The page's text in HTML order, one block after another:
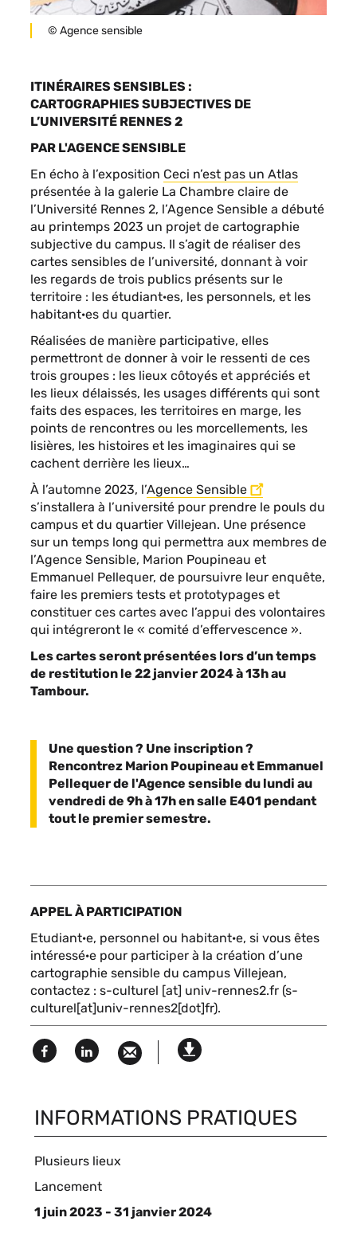
Légende
© Agence sensible
ITINÉRAIRES SENSIBLES :
CARTOGRAPHIES SUBJECTIVES DE
L’UNIVERSITÉ RENNES 2
PAR L'AGENCE SENSIBLE
En écho à l’exposition Ceci n’est pas un Atlas
présentée à la galerie La Chambre claire de
l’Université Rennes 2, l’Agence Sensible a débuté
au printemps 2023 un projet de cartographie
subjective du campus. Il s’agit de réaliser des
cartes sensibles de l’université, donnant à voir
les regards de trois publics présents sur le
territoire : les étudiant·es, les personnels, et les
habitant·es du quartier.
Réalisées de manière participative, elles
permettront de donner à voir le ressenti de ces
trois groupes : les lieux côtoyés et appréciés et
les lieux délaissés, les usages différents qui sont
faits des espaces, les territoires en marge, les
points de rencontres ou les morcellements, les
lisières, les histoires et les imaginaires qui se
cachent derrière les lieux…
À l’automne 2023, l’Agence Sensible
s’installera à l’université pour prendre le pouls du
campus et du quartier Villejean. Une présence
sur un temps long qui permettra aux membres de
l’Agence Sensible, Marion Poupineau et
Emmanuel Pellequer, de poursuivre leur enquête,
faire les premiers tests et prototypages et
constituer ces cartes avec l’appui des volontaires
qui intégreront le « comité d’effervescence ».
Les cartes seront présentées lors d’un temps
de restitution le 22 janvier 2024 à 13h au
Tambour.
Une question ? Une inscription ?
Rencontrez Marion Poupineau et Emmanuel
Pellequer de l'Agence sensible du lundi au
vendredi de 9h à 17h en salle E401 pendant
tout le premier semestre.
APPEL À PARTICIPATION
Etudiant·e, personnel ou habitant·e, si vous êtes
intéressé·e pour participer à la création d’une
cartographie sensible du campus Villejean,
contactez : s-culturel [at] univ-rennes2.fr (s-
culturel[at]univ-rennes2[dot]fr).
FacebookLinked
INFORMATIONS PRATIQUES
Plusieurs lieux
Type
d'événement
Lancement
1 juin 2023 - 31 janvier 2024